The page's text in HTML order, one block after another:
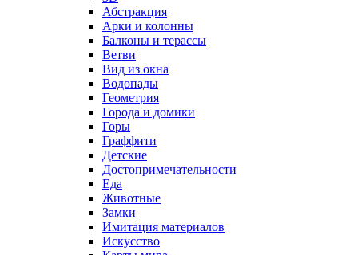
Абстракция
Арки и колонны
Балконы и терассы
Ветви
Вид из окна
Водопады
Геометрия
Города и домики
Горы
Граффити
Детские
Достопримечательности
Еда
Животные
Замки
Имитация материалов
Искусство